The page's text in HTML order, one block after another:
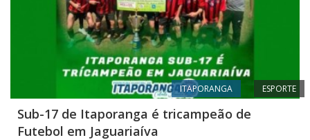
ITAPORANGA ESPORTE
Sub-17 de Itaporanga é tricampeão de
Futebol em Jaguariaíva